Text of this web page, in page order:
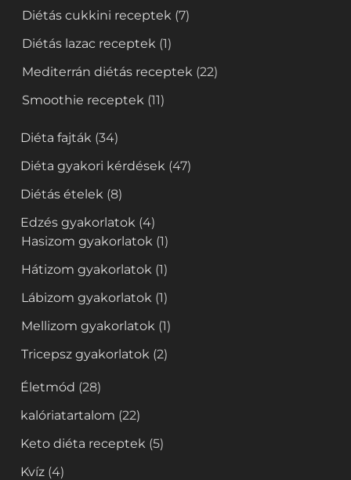
Diétás cukkini receptek (7)
Diétás lazac receptek (1)
Mediterrán diétás receptek (22)
Smoothie receptek (11)
Diéta fajták (34)
Diéta gyakori kérdések (47)
Diétás ételek (8)
Edzés gyakorlatok (4)
Hasizom gyakorlatok (1)
Hátizom gyakorlatok (1)
Lábizom gyakorlatok (1)
Mellizom gyakorlatok (1)
Tricepsz gyakorlatok (2)
Életmód (28)
kalóriatartalom (22)
Keto diéta receptek (5)
Kvíz (4)